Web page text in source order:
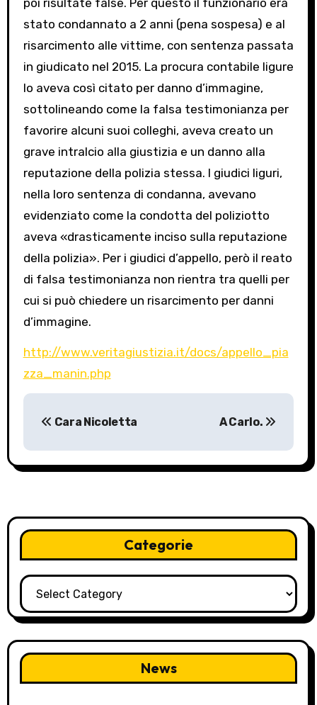
poi risultate false. Per questo il funzionario era
stato condannato a 2 anni (pena sospesa) e al
risarcimento alle vittime, con sentenza passata
in giudicato nel 2015. La procura contabile ligure
lo aveva così citato per danno d’immagine,
sottolineando come la falsa testimonianza per
favorire alcuni suoi colleghi, aveva creato un
grave intralcio alla giustizia e un danno alla
reputazione della polizia stessa. I giudici liguri,
nella loro sentenza di condanna, avevano
evidenziato come la condotta del poliziotto
aveva «drasticamente inciso sulla reputazione
della polizia». Per i giudici d’appello, però il reato
di falsa testimonianza non rientra tra quelli per
cui si può chiedere un risarcimento per danni
d’immagine.
http://www.veritagiustizia.it/docs/appello_pia
zza_manin.php
P
s
n
a
v
i
g
a
Cara Nicoletta A Carlo.
Categorie
Categorie
News